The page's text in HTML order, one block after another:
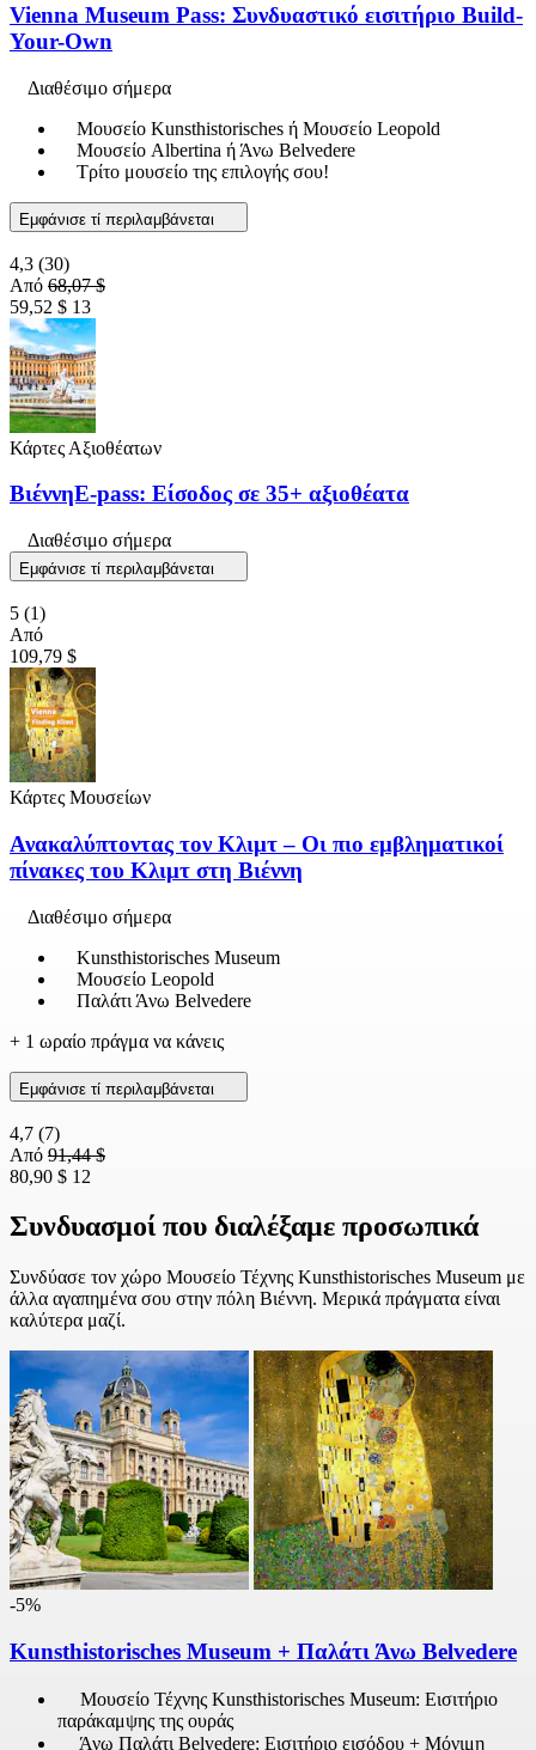
Vienna Museum Pass: Συνδυαστικό εισιτήριο Build-
Your-Own
Διαθέσιμο σήμερα
Μουσείο Kunsthistorisches ή Μουσείο Leopold
Μουσείο Albertina ή Άνω Belvedere
Τρίτο μουσείο της επιλογής σου!
Εμφάνισε τί περιλαμβάνεται
4,3 (30)
Από 68,07 $
59,52 $ 13
Κάρτες Αξιοθέατων
ΒιέννηE-pass: Είσοδος σε 35+ αξιοθέατα
Διαθέσιμο σήμερα
Εμφάνισε τί περιλαμβάνεται
5 (1)
Από
109,79 $
Κάρτες Μουσείων
Ανακαλύπτοντας τον Κλιμτ – Οι πιο εμβληματικοί
πίνακες του Κλιμτ στη Βιέννη
Διαθέσιμο σήμερα
Kunsthistorisches Museum
Μουσείο Leopold
Παλάτι Άνω Belvedere
+ 1 ωραίο πράγμα να κάνεις
Εμφάνισε τί περιλαμβάνεται
4,7 (7)
Από 91,44 $
80,90 $ 12
Συνδυασμοί που διαλέξαμε προσωπικά
Συνδύασε τον χώρο Μουσείο Τέχνης Kunsthistorisches Museum με
άλλα αγαπημένα σου στην πόλη Βιέννη. Μερικά πράγματα είναι
καλύτερα μαζί.
-5%
Kunsthistorisches Museum + Παλάτι Άνω Belvedere
Μουσείο Τέχνης Kunsthistorisches Museum: Εισιτήριο
παράκαμψης της ουράς
Άνω Παλάτι Belvedere: Εισιτήριο εισόδου + Μόνιμη